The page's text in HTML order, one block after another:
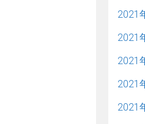
2021
2021
2021
2021
2021